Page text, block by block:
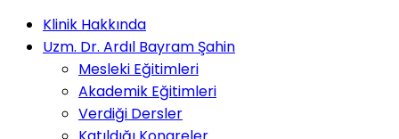
Klinik Hakkında
Uzm. Dr. Ardıl Bayram Şahin
Mesleki Eğitimleri
Akademik Eğitimleri
Verdiği Dersler